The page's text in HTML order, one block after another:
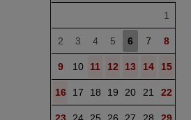
1
2 3 4 5 6 7 8
9 10 11 12 13 14 15
16 17 18 19 20 21 22